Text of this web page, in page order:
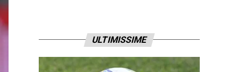
ULTIMISSIME